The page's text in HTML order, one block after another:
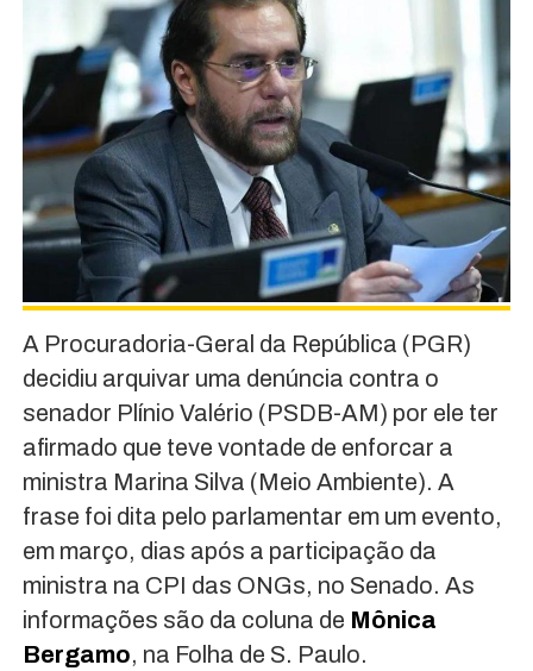
A Procuradoria-Geral da República (PGR)
decidiu arquivar uma denúncia contra o
senador Plínio Valério (PSDB-AM) por ele ter
afirmado que teve vontade de enforcar a
ministra Marina Silva (Meio Ambiente). A
frase foi dita pelo parlamentar em um evento,
em março, dias após a participação da
ministra na CPI das ONGs, no Senado. As
informações são da coluna de Mônica
Bergamo, na Folha de S. Paulo.